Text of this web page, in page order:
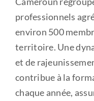
professionnels
environ 500
territoire. Une
et de
contribue à la
chaque année,